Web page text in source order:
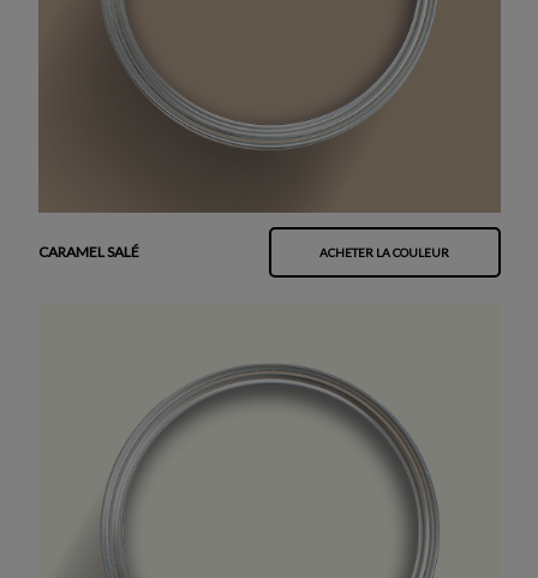
CARAMEL SALÉ ACHETER LA COULEUR